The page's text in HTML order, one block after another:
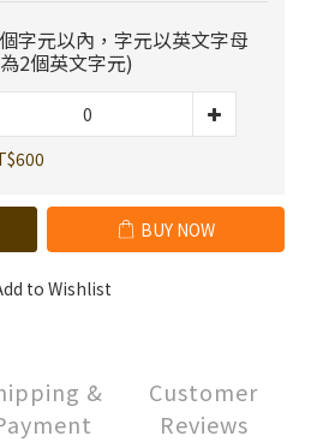
字元以內，字元以英文字母
2個英文字元)
BUY NOW
to Wishlist
&
Customer
Reviews